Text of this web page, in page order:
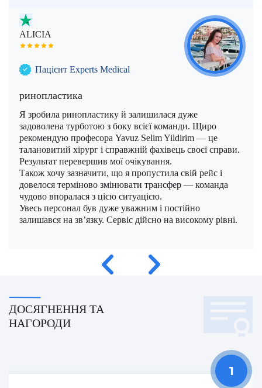
Моше Інбар (Moshe Inbar)
Моше Паппа (Moshe Pappa)
Семіх Халезероглу (Semih Halezeroglu)
Серкан Кескін (Serkan Keskin)
Серкан Ерканлі (Serkan Erkanli)
Сіван Шамаї (Sivan Shamai)
Тамар Сафра (Tamar Safra)
Умут Демірджи (Umut Demirci)
Фатіх Айдоган (Fatih Aydogan)
Хале Башак Чалар (Hale Basak Caglar)
Шимон Маймон (Shimon Maimon)
Шломи Константини (Shlomi Constantini)
Саліх Марангоз (Salih Marangoz)
Сегев Ейтан (Segev Eitan)
ALICIA
Пацієнт Experts Medical
ринопластика
Я зробила ринопластику й залишилася дуже
задоволена турботою з боку всієї команди. Щиро
рекомендую професора Yavuz Selim Yildirim — це
талановитий хірург і справжній фахівець своєї справи.
Результат перевершив мої очікування.
Також хочу зазначити, що я пропустила свій рейс і
довелося терміново змінювати трансфер — команда
чудово впоралася з цією ситуацією.
Увесь персонал був дуже уважним і постійно
залишався на зв’язку. Сервіс дійсно на високому рівні.
ДОСЯГНЕННЯ ТА
НАГОРОДИ